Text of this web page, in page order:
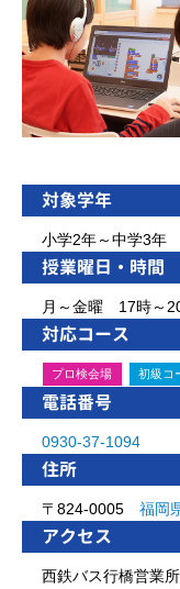
対象学年
小学2年～中学3年
授業曜日・時間
月～金曜 17時～
対応コース
プロ検会場 初級コ
電話番号
0930-37-1094
住所
〒824-0005 福岡
アクセス
西鉄バス行橋営業